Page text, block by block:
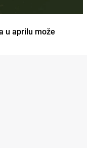
u aprilu može